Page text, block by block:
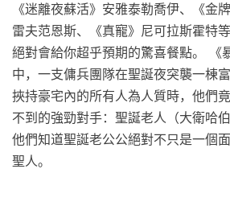
《迷離夜蘇活》安雅泰勒喬伊、《金
雷夫范恩斯、《真寵》尼可拉斯霍特
絕對會給你超乎預期的驚喜餐點。 《
中，一支傭兵團隊在聖誕夜突襲一棟
挾持豪宅內的所有人為人質時，他們
不到的強勁對手：聖誕老人（大衛哈
他們知道聖誕老公公絕對不只是一個
聖人。